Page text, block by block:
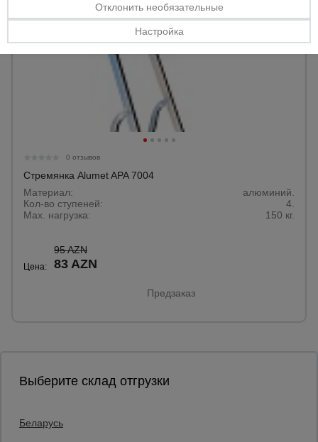
0 отзывов
Стремянка Alumet APA 7004
Материал:
алюминий.
Кол-во ступеней:
4.
Max. нагрузка:
150 кг.
Цена:
95 AZN
83 AZN
Предзаказ
Выберите склад отгрузки
Беларусь
Штукатурные
комплекты
Сварочные
аппараты
Тепловые
Отклонить необязательные
Настройка